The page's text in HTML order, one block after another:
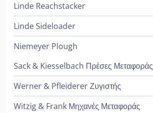
Linde Reachstacker
Linde Sideloader
Niemeyer Plough
Sack & Kiesselbach Πρέσες Μεταφοράς
Werner & Pfleiderer Ζυγιστής
Witzig & Frank Μηχανές Μεταφοράς